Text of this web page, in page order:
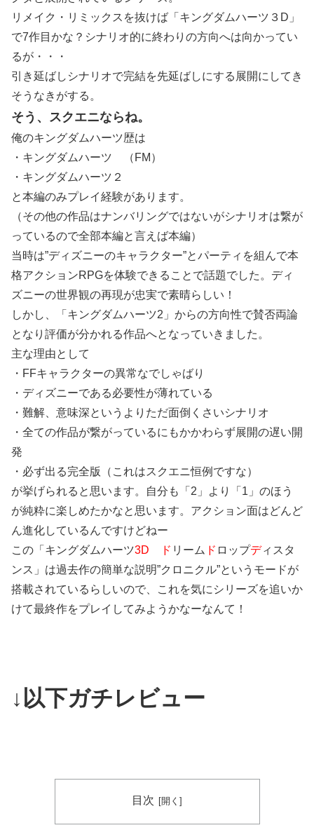
リメイク・リミックスを抜けば「キングダムハーツ３D」
で7作目かな？シナリオ的に終わりの方向へは向かってい
るが・・・
引き延ばしシナリオで完結を先延ばしにする展開にしてき
そうなきがする。
そう、スクエニならね。
俺のキングダムハーツ歴は
・キングダムハーツ （FM）
・キングダムハーツ２
と本編のみプレイ経験があります。
（その他の作品はナンバリングではないがシナリオは繋が
っているので全部本編と言えば本編）
当時は”ディズニーのキャラクター”とパーティを組んで本
格アクションRPGを体験できることで話題でした。ディ
ズニーの世界観の再現が忠実で素晴らしい！
しかし、「キングダムハーツ2」からの方向性で賛否両論
となり評価が分かれる作品へとなっていきました。
主な理由として
・FFキャラクターの異常なでしゃばり
・ディズニーである必要性が薄れている
・難解、意味深というよりただ面倒くさいシナリオ
・全ての作品が繋がっているにもかかわらず展開の遅い開
発
・必ず出る完全版（これはスクエニ恒例ですな）
が挙げられると思います。自分も「2」より「1」のほう
が純粋に楽しめたかなと思います。アクション面はどんど
ん進化しているんですけどねー
この「キングダムハーツ3D ド リーム ド ロップディスタ
ンス」は過去作の簡単な説明”クロニクル”というモードが
搭載されているらしいので、これを気にシリーズを追いか
けて最終作をプレイしてみようかなーなんて！
↓以下ガチレビュー
目次